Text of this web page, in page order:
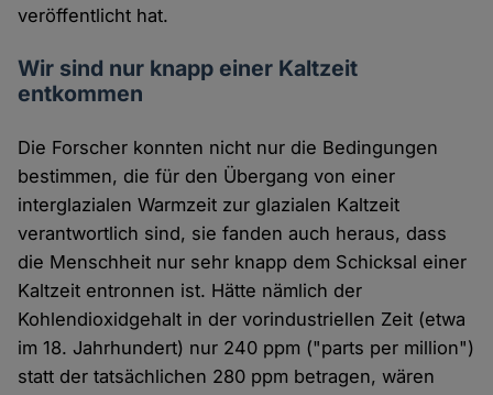
veröffentlicht hat.
Wir sind nur knapp einer Kaltzeit
entkommen
Die Forscher konnten nicht nur die Bedingungen
bestimmen, die für den Übergang von einer
interglazialen Warmzeit zur glazialen Kaltzeit
verantwortlich sind, sie fanden auch heraus, dass
die Menschheit nur sehr knapp dem Schicksal einer
Kaltzeit entronnen ist. Hätte nämlich der
Kohlendioxidgehalt in der vorindustriellen Zeit (etwa
im 18. Jahrhundert) nur 240 ppm ("parts per million")
statt der tatsächlichen 280 ppm betragen, wären